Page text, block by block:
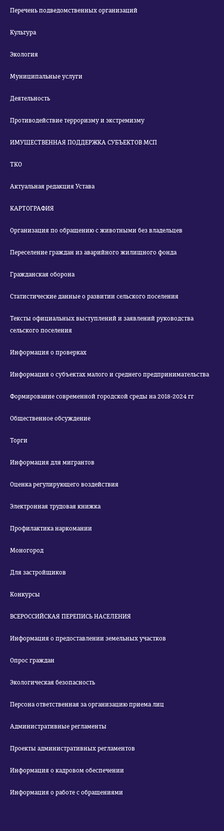
Перечень подведомственных организаций
Культура
Экология
Муниципальные услуги
Деятельность
Противодействие терроризму и экстремизму
ИМУЩЕСТВЕННАЯ ПОДДЕРЖКА СУБЪЕКТОВ МСП
ТКО
Актуальная редакция Устава
КАРТОГРАФИЯ
Организация по обращению с животными без владельцев
Переселение граждан из аварийного жилищного фонда
Гражданская оборона
Статистические данные о развитии сельского поселения
Тексты официальных выступлений и заявлений руководства
сельского поселения
Информация о проверках
Информация о субъектах малого и среднего предпринимательства
Формирование современной городской среды на 2018-2024 гг
Общественное обсуждение
Торги
Информация для мигрантов
Оценка регулирующего воздействия
Электронная трудовая книжка
Профилактика наркомании
Моногород
Для застройщиков
Конкурсы
ВСЕРОССИЙСКАЯ ПЕРЕПИСЬ НАСЕЛЕНИЯ
Информация о предоставлении земельных участков
Опрос граждан
Экологическая безопасность
Персона ответственная за организацию приема лиц
Административные регламенты
Проекты административных регламентов
Информация о кадровом обеспечении
Информация о работе с обращениями